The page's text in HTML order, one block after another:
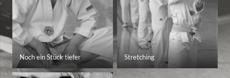
Noch ein Stück tiefer Stretching